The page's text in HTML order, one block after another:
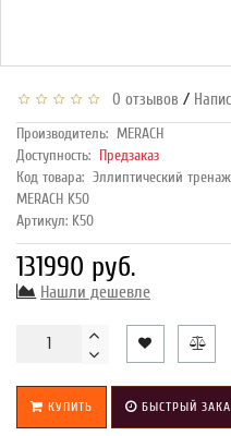
0 отзывов /
Производитель: MERACH
Доступность: Предзаказ
Код товара: Эллиптический
MERACH K50
Артикул: K50
131990 руб.
Нашли дешевле
КУПИТЬ БЫСТРЫЙ